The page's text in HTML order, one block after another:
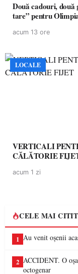
Două cadouri, două
tare” pentru
acum 13 ore
LOCALE
VERTICALI
CĂLĂTORIE
acum 1 zi
CELE MAI
1 Au venit oșenii
2 ACCIDENT. O
octogenar